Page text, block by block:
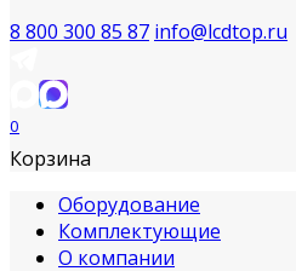
8 800 300 85 87 info@lcdtop.ru
0
Корзина
Оборудование
Комплектующие
О компании